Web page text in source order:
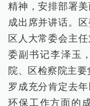
精神，安排部署
成出席并讲话。
区人大常委会主
委副书记李泽玉
院、区检察院主要
罗成充分肯定去
环保工作方面的